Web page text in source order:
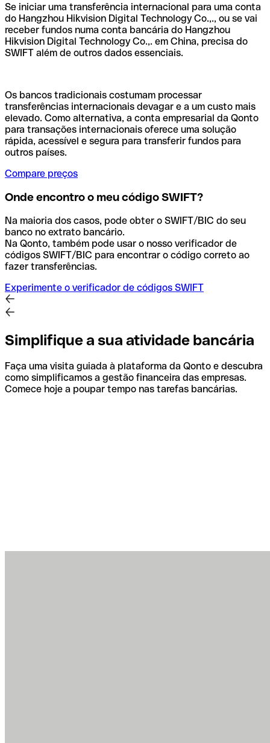
Se iniciar uma transferência internacional para uma conta
do Hangzhou Hikvision Digital Technology Co.,., ou se vai
receber fundos numa conta bancária do Hangzhou
Hikvision Digital Technology Co.,. em China, precisa do
SWIFT além de outros dados essenciais.
Os bancos tradicionais costumam processar
transferências internacionais devagar e a um custo mais
elevado. Como alternativa, a conta empresarial da Qonto
para transações internacionais oferece uma solução
rápida, acessível e segura para transferir fundos para
outros países.
Compare preços
Onde encontro o meu código SWIFT?
Na maioria dos casos, pode obter o SWIFT/BIC do seu
banco no extrato bancário.
Na Qonto, também pode usar o nosso verificador de
códigos SWIFT/BIC para encontrar o código correto ao
fazer transferências.
Experimente o verificador de códigos SWIFT
Simplifique a sua atividade bancária
Faça uma visita guiada à plataforma da Qonto e descubra
como simplificamos a gestão financeira das empresas.
Comece hoje a poupar tempo nas tarefas bancárias.